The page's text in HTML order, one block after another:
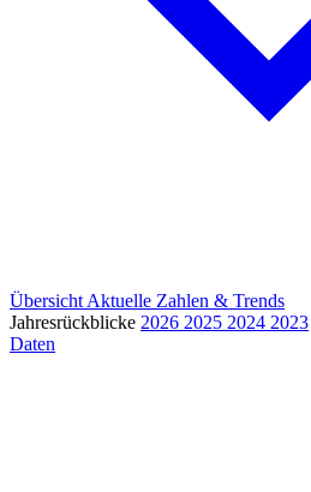
Übersicht Aktuelle Zahlen & Trends
Jahresrückblicke 2026 2025 2024 2023
Daten